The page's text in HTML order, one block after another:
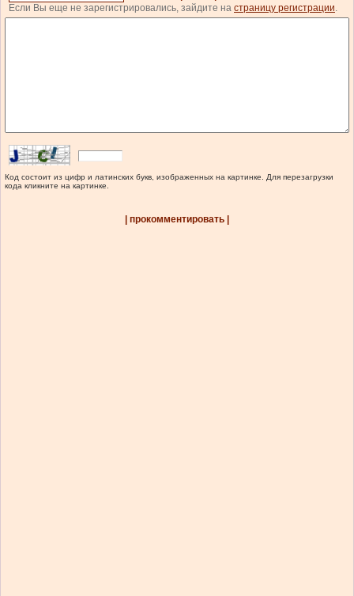
Если Вы еще не зарегистрировались, зайдите на страницу регистрации.
Код состоит из цифр и латинских букв, изображенных на картинке. Для перезагрузки
кода кликните на картинке.
| прокомментировать |